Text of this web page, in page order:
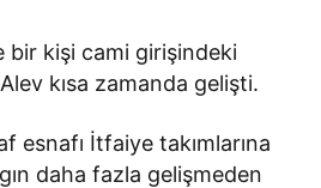
bir kişi cami girişindeki
kısa zamanda gelişti.
esnafı İtfaiye takımlarına
daha fazla gelişmeden